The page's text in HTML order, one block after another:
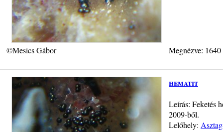
©Mesics Gábor Megnézve:
hematit
Leírás: Feketés
2009-ből.
Lelőhely: